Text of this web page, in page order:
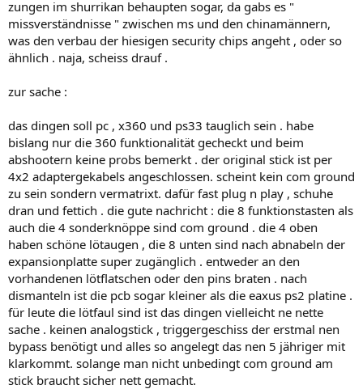
zungen im shurrikan behaupten sogar, da gabs es "
missverständnisse " zwischen ms und den chinamännern,
was den verbau der hiesigen security chips angeht , oder so
ähnlich . naja, scheiss drauf .
zur sache :
das dingen soll pc , x360 und ps33 tauglich sein . habe
bislang nur die 360 funktionalität gecheckt und beim
abshootern keine probs bemerkt . der original stick ist per
4x2 adaptergekabels angeschlossen. scheint kein com ground
zu sein sondern vermatrixt. dafür fast plug n play , schuhe
dran und fettich . die gute nachricht : die 8 funktionstasten als
auch die 4 sonderknöppe sind com ground . die 4 oben
haben schöne lötaugen , die 8 unten sind nach abnabeln der
expansionplatte super zugänglich . entweder an den
vorhandenen lötflatschen oder den pins braten . nach
dismanteln ist die pcb sogar kleiner als die eaxus ps2 platine .
für leute die lötfaul sind ist das dingen vielleicht ne nette
sache . keinen analogstick , triggergeschiss der erstmal nen
bypass benötigt und alles so angelegt das nen 5 jähriger mit
klarkommt. solange man nicht unbedingt com ground am
stick braucht sicher nett gemacht.